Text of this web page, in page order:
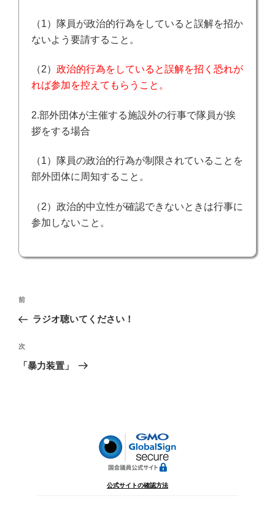
（1）隊員が政治的行為をしていると誤解を招か
ないよう要請すること。
（2） 政治的行為をしていると誤解を招く恐れが
れば参加を控えてもらうこと。
2.部外団体が主催する施設外の行事で隊員が挨
拶をする場合
（1）隊員の政治的行為が制限されていることを
部外団体に周知すること。
（2）政治的中立性が確認できないときは行事に
参加しないこと。
投
ナ
ビ
ゲ
前
の
稿
前
ラジオ聴いてください！
次
の
次
「暴力装置」
公式サイトの確認方法